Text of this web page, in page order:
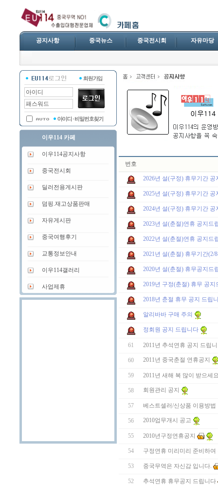
공지사항 중국뉴스 중국전시회 자유마당
이우114 카페
이우114공지사항
중국전시회
딜러전용게시판
덤핑.재고상품판매
자유게시판
중국여행후기
교통정보안내
이우114갤러리
사업제휴
번호
2026년 설(구정) 휴무기간 공
2025년 설(구정) 휴무기간 공
2024년 설(구정) 휴무기간 공
2023년 설(춘절)연휴 공지드
2022년 설(춘절)연휴 공지드
2021년 설(춘절) 휴무기간(2/
2020년 설(춘절) 휴무공지드
2019년 구정(춘절) 휴무 공지
2018년 춘절 휴무 공지 드립
알리바바 구매 주의
정회원 공지 드립니다
61 2011년 추석연휴 공지 드립
60 2011년 중국춘절 연휴공지
59 2011년 새해 복 많이 받으세
58 회원관리 공지
57 베스트셀러/신상품 이용방
56 2010업무개시 공고
55 2010년구정연휴공지
54 구정연휴 미리미리 준비하여
53 중국무역은 자신감 입니다.
52 추석연휴 휴무공지 드립니다